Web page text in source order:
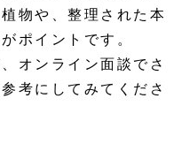
物や、整理された本
ポイントです。
オンライン面談でさ
考にしてみてくださ